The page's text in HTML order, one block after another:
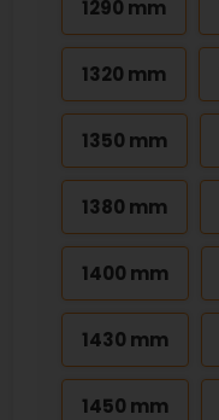
1290 mm
1320 mm
1350 mm
1380 mm
1400 mm
1430 mm
1450 mm